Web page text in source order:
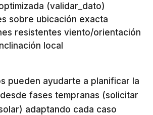
(validar_dato)
sobre ubicación exacta
resistentes viento/orientación
local
pueden ayudarte a planificar la
fases tempranas (solicitar
adaptando cada caso